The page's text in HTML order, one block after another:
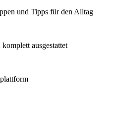
und Tipps für den Alltag
ausgestattet